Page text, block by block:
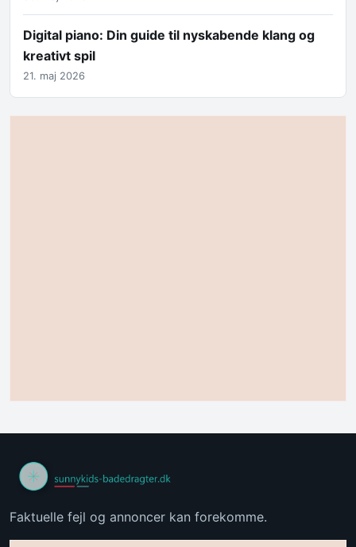
Digital piano: Din guide til nyskabende klang og
kreativt spil
21. maj 2026
Faktuelle fejl og annoncer kan forekomme.